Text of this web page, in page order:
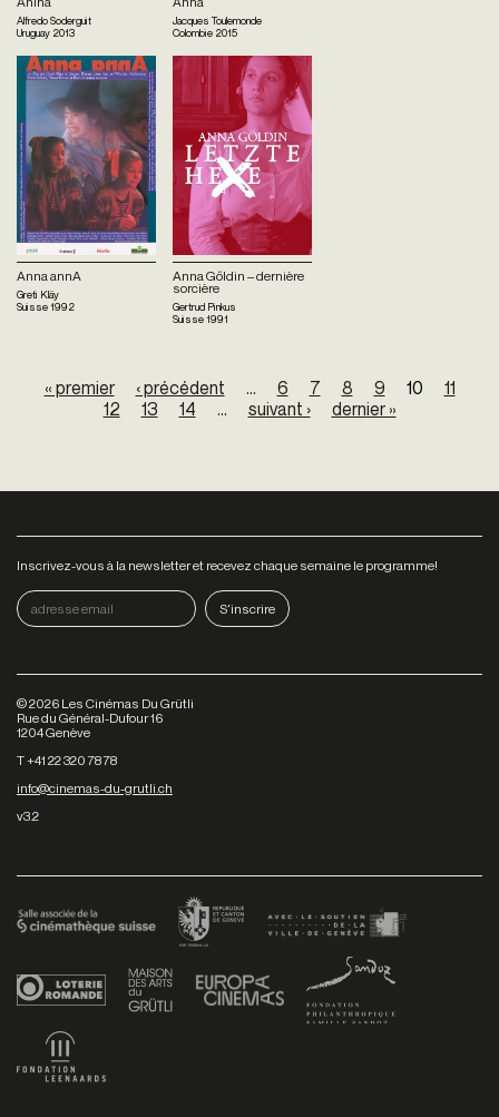
Alfredo Soderguit
Uruguay 2013
Jacques Toulemonde
Colombie 2015
Anna annA
Greti Kläy
Suisse1992
Anna Göldin – dernière
sorcière
Gertrud Pinkus
Suisse1991
« premier ‹ précédent … 6 7 8 9 10
11
12
13 14 … suivant › dernier »
Inscrivez-vous à la newsletter et recevez chaque semaine le programme!
©2026 Les Cinémas Du Grütli
Rue du Général-Dufour 16
1204 Genève
T +41 22 320 78 78
info@cinemas-du-grutli.ch
v3.2